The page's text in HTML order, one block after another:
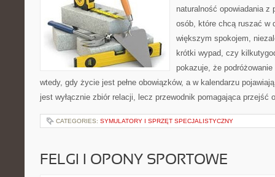
naturalność opowiadania z
osób, które chcą ruszać w
większym spokojem,
krótki wypad, czy
pokazuje, że
wtedy, gdy życie jest pełne obowiązków, a w kalendarzu
jest wyłącznie zbiór relacji, lecz przewodnik pomagająca przejść
CATEGORIES: SYMULATORY I SPRZĘT SPECJALISTYCZNY
FELGI I OPONY SPORTOWE